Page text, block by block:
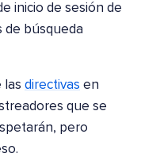
inicio de sesión de
de búsqueda
las directivas en
que se
pero